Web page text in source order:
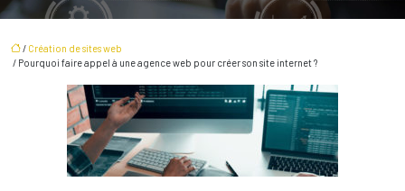
/ Création de sites web
/ Pourquoi faire appel à une agence web pour créer son site internet ?